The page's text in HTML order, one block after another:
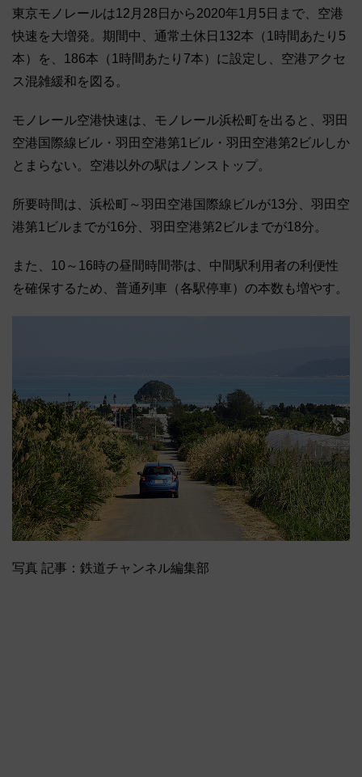
東京モノレールは12月28日から2020年1月5日まで、空港
快速を大増発。期間中、通常土休日132本（1時間あたり5
本）を、186本（1時間あたり7本）に設定し、空港アクセ
ス混雑緩和を図る。
モノレール空港快速は、モノレール浜松町を出ると、羽田
空港国際線ビル・羽田空港第1ビル・羽田空港第2ビルしか
とまらない。空港以外の駅はノンストップ。
所要時間は、浜松町～羽田空港国際線ビルが13分、羽田空
港第1ビルまでが16分、羽田空港第2ビルまでが18分。
また、10～16時の昼間時間帯は、中間駅利用者の利便性
を確保するため、普通列車（各駅停車）の本数も増やす。
写真 記事：鉄道チャンネル編集部